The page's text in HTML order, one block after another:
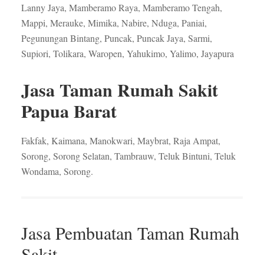
Lanny Jaya, Mamberamo Raya, Mamberamo Tengah,
Mappi, Merauke, Mimika, Nabire, Nduga, Paniai,
Pegunungan Bintang, Puncak, Puncak Jaya, Sarmi,
Supiori, Tolikara, Waropen, Yahukimo, Yalimo, Jayapura
Jasa Taman Rumah Sakit
Papua Barat
Fakfak, Kaimana, Manokwari, Maybrat, Raja Ampat,
Sorong, Sorong Selatan, Tambrauw, Teluk Bintuni, Teluk
Wondama, Sorong.
Jasa Pembuatan Taman Rumah